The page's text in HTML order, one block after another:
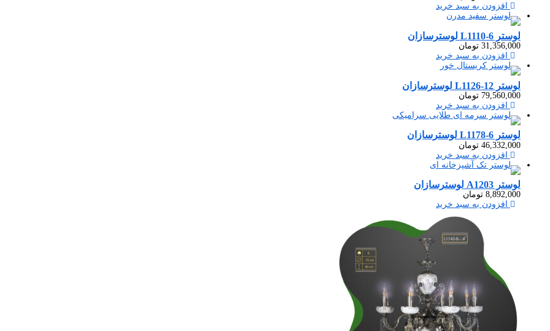
افزودن به سبد خرید
لوستر L1110-6 لوسترسازان
31,356,000 تومان
افزودن به سبد خرید
لوستر L1126-12 لوسترسازان
79,560,000 تومان
افزودن به سبد خرید
لوستر L1178-6 لوسترسازان
46,332,000 تومان
افزودن به سبد خرید
لوستر A1203 لوسترسازان
8,892,000 تومان
افزودن به سبد خرید